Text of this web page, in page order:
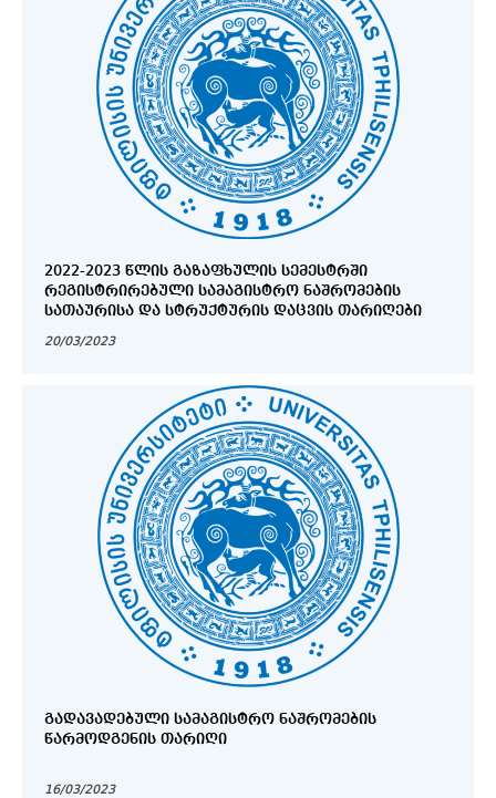
2022-2023 ᲬᲚᲘᲡ ᲒᲐᲖᲐᲤᲮᲣᲚᲘᲡ ᲡᲔᲛᲔᲡᲢᲠᲨᲘ
ᲠᲔᲒᲘᲡᲢᲠᲘᲠᲔᲑᲣᲚᲘ ᲡᲐᲛᲐᲒᲘᲡᲢᲠᲝ ᲜᲐᲨᲠᲝᲛᲔᲑᲘᲡ
ᲡᲐᲗᲐᲣᲠᲘᲡᲐ ᲓᲐ ᲡᲢᲠᲣᲥᲢᲣᲠᲘᲡ ᲓᲐᲪᲕᲘᲡ ᲗᲐᲠᲘᲦᲔᲑᲘ
20/03/2023
ᲒᲐᲓᲐᲕᲐᲓᲔᲑᲣᲚᲘ ᲡᲐᲛᲐᲒᲘᲡᲢᲠᲝ ᲜᲐᲨᲠᲝᲛᲔᲑᲘᲡ
ᲬᲐᲠᲛᲝᲓᲒᲔᲜᲘᲡ ᲗᲐᲠᲘᲦᲘ
16/03/2023